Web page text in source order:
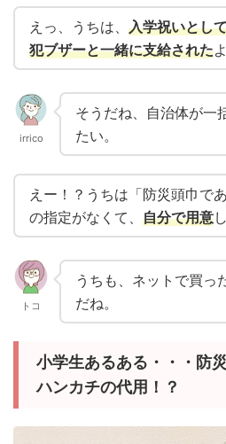
えっ、うちは、 入学祝いとし
犯ブザーと一緒に支給された
irrico
そうだね、自治体が一
たい。
えー！？うちは「防災頭巾で
の指定がなくて、 自分で用意
トコ
うちも、ネットで買っ
だね。
小学生あるある・・・防
ハンカチの代用！？